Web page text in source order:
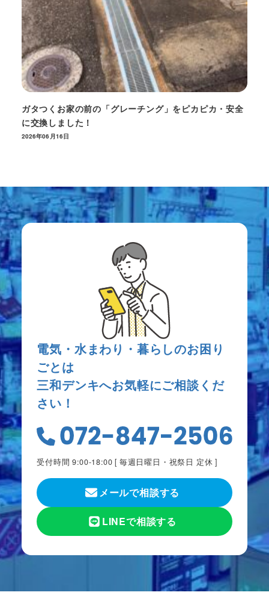
ガタつくお家の前の「グレーチング」をピカピカ・安全
に交換しました！
2026年06月16日
電気・水まわり・暮らしのお困り
ごとは
三和デンキへお気軽にご相談くだ
さい！
受付時間 9:00-18:00 [ 毎週日曜日・祝祭日 定休 ]
メールで相談する
LINEで相談する